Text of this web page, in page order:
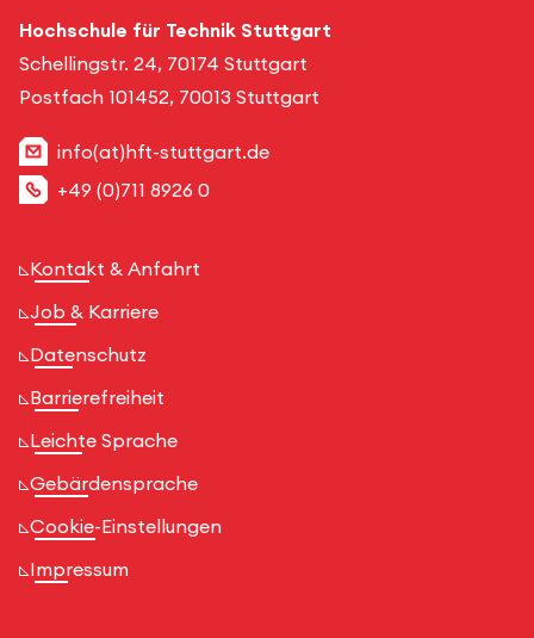
Hochschule für Technik Stuttgart
Schellingstr. 24, 70174 Stuttgart
Postfach 101452, 70013 Stuttgart
info(at)hft-stuttgart.de
+49 (0)711 8926 0
Kontakt & Anfahrt
Job & Karriere
Datenschutz
Barrierefreiheit
Leichte Sprache
Gebärdensprache
Cookie-Einstellungen
Impressum